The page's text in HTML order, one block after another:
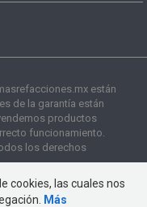
están
de la garantía están
productos
funcionamiento.
los derechos
cookies, las cuales nos
Más